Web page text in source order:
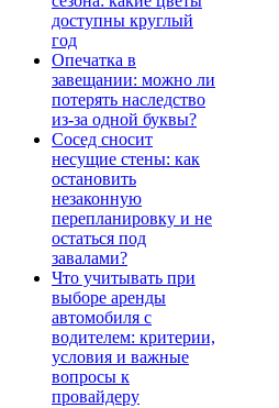
доступны круглый
год
Опечатка в
завещании: можно ли
потерять наследство
из-за одной буквы?
Сосед сносит
несущие стены: как
остановить
незаконную
перепланировку и не
остаться под
завалами?
Что учитывать при
выборе аренды
автомобиля с
водителем: критерии,
условия и важные
вопросы к
провайдеру